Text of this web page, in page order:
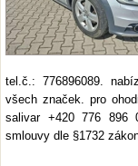
tel.č.: 776896089.
všech značek. pro
salivar +420 776 896
smlouvy dle §1732